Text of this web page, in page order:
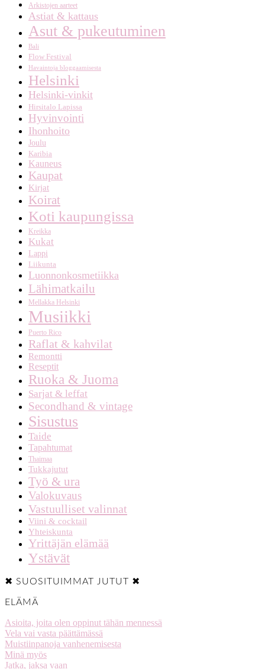
Arkistojen aarteet
Astiat & kattaus
Asut & pukeutuminen
Bali
Flow Festival
Havaintoja bloggaamisesta
Helsinki
Helsinki-vinkit
Hirsitalo Lapissa
Hyvinvointi
Ihonhoito
Joulu
Karibia
Kauneus
Kaupat
Kirjat
Koirat
Koti kaupungissa
Kreikka
Kukat
Lappi
Liikunta
Luonnonkosmetiikka
Lähimatkailu
Mellakka Helsinki
Musiikki
Puerto Rico
Raflat & kahvilat
Remontti
Reseptit
Ruoka & Juoma
Sarjat & leffat
Secondhand & vintage
Sisustus
Taide
Tapahtumat
Thaimaa
Tukkajutut
Työ & ura
Valokuvaus
Vastuulliset valinnat
Viini & cocktail
Yhteiskunta
Yrittäjän elämää
Ystävät
✖ SUOSITUIMMAT JUTUT ✖
ELÄMÄ
Asioita, joita olen oppinut tähän mennessä
Vela vai vasta päättämässä
Muistiinpanoja vanhenemisesta
Minä myös
Jatka, jaksa vaan